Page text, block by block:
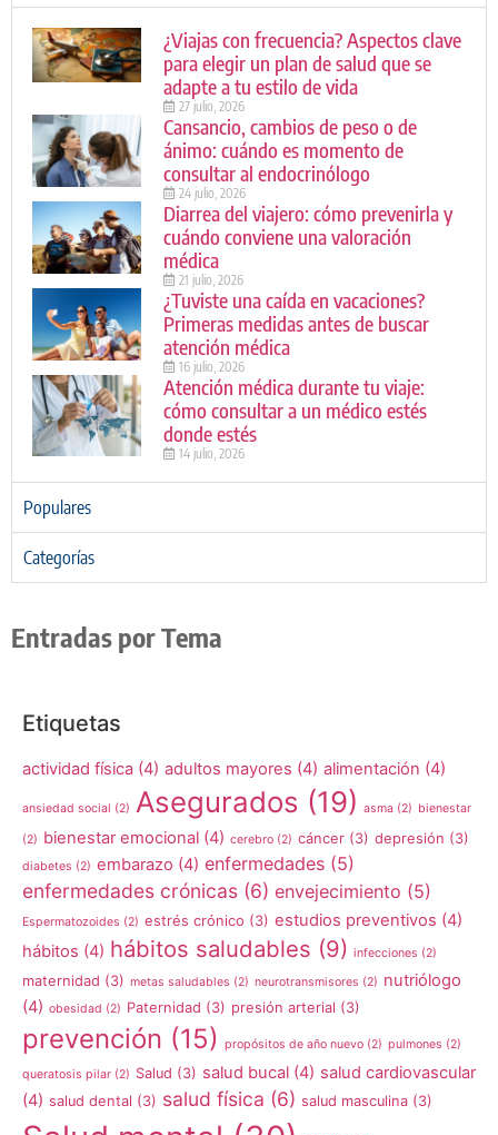
¿Viajas con frecuencia? Aspectos clave
para elegir un plan de salud que se
adapte a tu estilo de vida
27 julio, 2026
Cansancio, cambios de peso o de
ánimo: cuándo es momento de
consultar al endocrinólogo
24 julio, 2026
Diarrea del viajero: cómo prevenirla y
cuándo conviene una valoración
médica
21 julio, 2026
¿Tuviste una caída en vacaciones?
Primeras medidas antes de buscar
atención médica
16 julio, 2026
Atención médica durante tu viaje:
cómo consultar a un médico estés
donde estés
14 julio, 2026
Populares
Categorías
Entradas por Tema
Etiquetas
actividad física (4) adultos mayores (4) alimentación (4)
ansiedad social (2) Asegurados (19) asma (2) bienestar
(2) bienestar emocional (4) cerebro (2) cáncer (3) depresión (3)
diabetes (2) embarazo (4) enfermedades (5)
enfermedades crónicas (6) envejecimiento (5)
Espermatozoides (2) estrés crónico (3) estudios preventivos (4)
hábitos (4) hábitos saludables (9) infecciones (2)
maternidad (3) metas saludables (2) neurotransmisores (2) nutriólogo
(4) obesidad (2) Paternidad (3) presión arterial (3)
prevención (15) propósitos de año nuevo (2) pulmones (2)
queratosis pilar (2) Salud (3) salud bucal (4) salud cardiovascular
(4) salud dental (3) salud física (6) salud masculina (3)